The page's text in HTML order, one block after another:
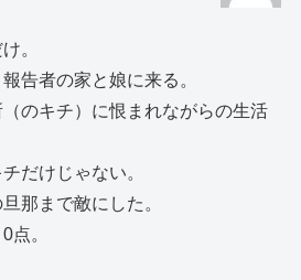
。
告者の家と娘に来る。
のキチ）に恨まれながらの生活
だけじゃない。
那まで敵にした。
点。